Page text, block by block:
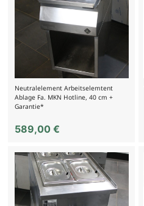
Neutralelement Arbeitselemtent
Ablage Fa. MKN Hotline, 40 cm +
Garantie*
589,00 €